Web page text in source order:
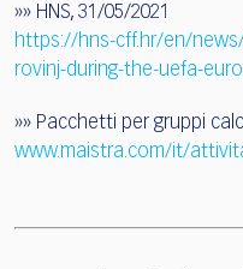
»» HNS, 31/05/2021
https://hns-cff.hr/en/
rovinj-during-the-uefa-
»» Pacchetti per gruppi
www.maistra.com/it/